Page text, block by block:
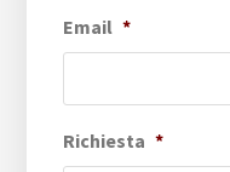
Email *
Richiesta *